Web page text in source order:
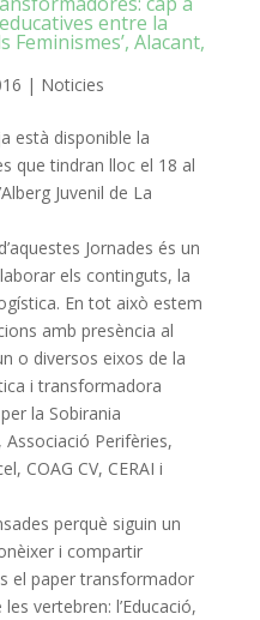
entre la
Alacant,
| Noticies
està disponible la
que tindran lloc el 18 al
Juvenil de La
Jornades és un
els continguts, la
En tot això estem
amb presència al
o diversos eixos de la
i transformadora
la Sobirania
Associació Perifèries,
COAG CV, CERAI i
perquè siguin un
i compartir
el paper transformador
vertebren: l’Educació,